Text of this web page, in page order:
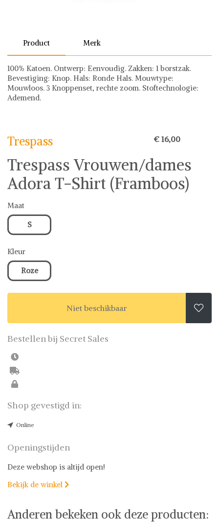
Product Merk
100% Katoen. Ontwerp: Eenvoudig. Zakken: 1 borstzak.
Bevestiging: Knop. Hals: Ronde Hals. Mouwtype:
Mouwloos. 3 Knoppenset, rechte zoom. Stoftechnologie:
Ademend.
Trespass € 16,00
Trespass Vrouwen/dames
Adora T-Shirt (Framboos)
Maat
S
Kleur
Roze
Niet beschikbaar 
Bestellen bij Secret Sales
Shop gevestigd in:
Online
Openingstijden
Deze webshop is altijd open!
Bekijk de winkel 
Anderen bekeken ook deze producten: